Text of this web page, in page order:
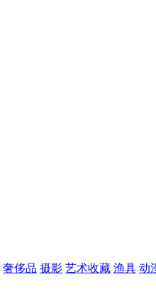
奢侈品 摄影 艺术收藏 渔具 动